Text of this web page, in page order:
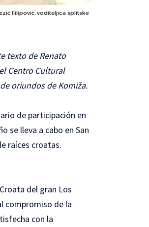
Filipović, voditeljica splitske
texto de Renato
Centro Cultural
oriundos de Komiža.
de participación en
se lleva a cabo en San
raíces croatas.
del gran Los
compromiso de la
con la